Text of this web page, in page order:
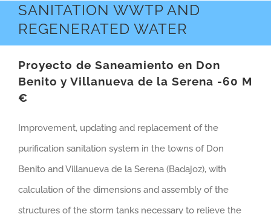
SANITATION WWTP AND
REGENERATED WATER
Proyecto de Saneamiento en Don
Benito y Villanueva de la Serena -60 M
€
Improvement, updating and replacement of the
purification sanitation system in the towns of Don
Benito and Villanueva de la Serena (Badajoz), with
calculation of the dimensions and assembly of the
structures of the storm tanks necessary to relieve the